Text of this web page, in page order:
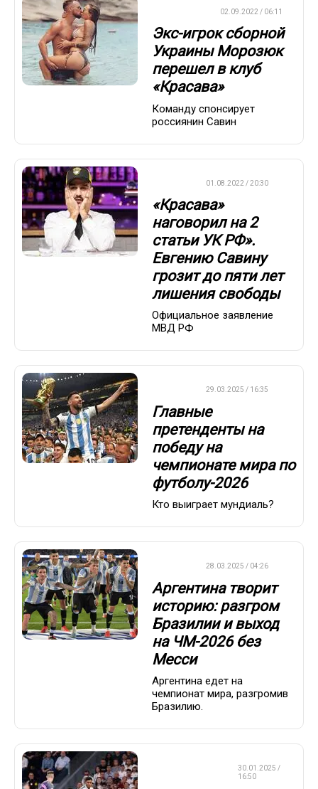
02.09.2022 / 06:11
Экс-игрок сборной
Украины Морозюк
перешел в клуб
«Красава»
Команду спонсирует
россиянин Савин
01.08.2022 / 20:30
«Красава»
наговорил на 2
статьи УК РФ».
Евгению Савину
грозит до пяти лет
лишения свободы
Официальное заявление
МВД РФ
29.03.2025 / 16:35
Главные
претенденты на
победу на
чемпионате мира по
футболу-2026
Кто выиграет мундиаль?
28.03.2025 / 04:26
Аргентина творит
историю: разгром
Бразилии и выход
на ЧМ-2026 без
Месси
Аргентина едет на
чемпионат мира, разгромив
Бразилию.
30.01.2025 /
16:50